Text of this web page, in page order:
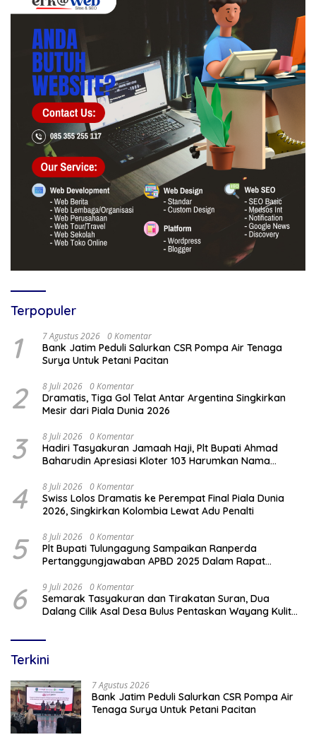
Terpopuler
1 7 Agustus 2026 0 Komentar
Bank Jatim Peduli Salurkan CSR Pompa Air Tenaga
Surya Untuk Petani Pacitan
2 8 Juli 2026 0 Komentar
Dramatis, Tiga Gol Telat Antar Argentina Singkirkan
Mesir dari Piala Dunia 2026
3 8 Juli 2026 0 Komentar
Hadiri Tasyakuran Jamaah Haji, Plt Bupati Ahmad
Baharudin Apresiasi Kloter 103 Harumkan Nama
4 8 Juli 2026 0 Komentar
Swiss Lolos Dramatis ke Perempat Final Piala Dunia
2026, Singkirkan Kolombia Lewat Adu Penalti
5 8 Juli 2026 0 Komentar
Plt Bupati Tulungagung Sampaikan Ranperda
Pertanggungjawaban APBD 2025 Dalam Rapat
6 9 Juli 2026 0 Komentar
Semarak Tasyakuran dan Tirakatan Suran, Dua
Dalang Cilik Asal Desa Bulus Pentaskan Wayang Kulit
Terkini
7 Agustus 2026
Bank Jatim Peduli Salurkan CSR Pompa Air
Tenaga Surya Untuk Petani Pacitan